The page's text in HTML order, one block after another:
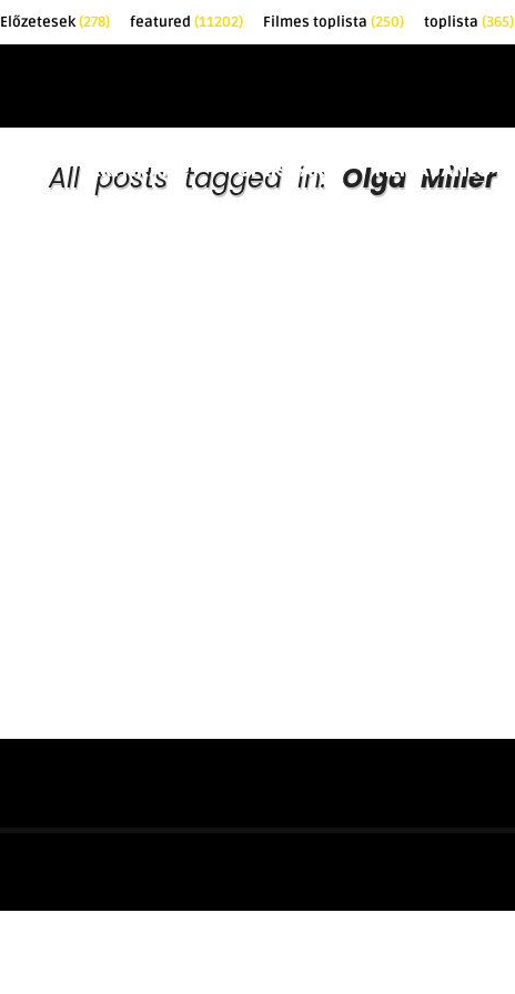
Előzetesek(278) featured (11202) Filmes toplista (250) toplista (365)
KRITIKÁK TOPLISTÁK FILMAJÁNLÓ
All posts tagged in: Olga Miller